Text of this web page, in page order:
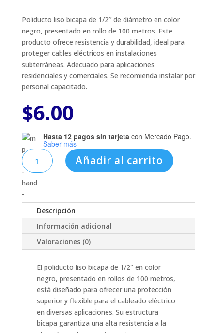
Poliducto liso bicapa de 1/2″ de diámetro en color
negro, presentado en rollo de 100 metros. Este
producto ofrece resistencia y durabilidad, ideal para
proteger cables eléctricos en instalaciones
subterráneas. Adecuado para aplicaciones
residenciales y comerciales. Se recomienda instalar por
personal capacitado.
$6.00
Hasta 12 pagos sin tarjetacon Mercado Pago.
Saber más
MAP-
BN013
-
POLIDUCTO
LISO
BICAPA
1/2"
CENTRO
NEGRO
cantidad
Añadir al carrito
Descripción
Información adicional
Valoraciones (0)
El poliducto liso bicapa de 1/2" en color
negro, presentado en rollos de 100 metros,
está diseñado para ofrecer una protección
superior y flexible para el cableado eléctrico
en diversas aplicaciones. Su estructura
bicapa garantiza una alta resistencia a la